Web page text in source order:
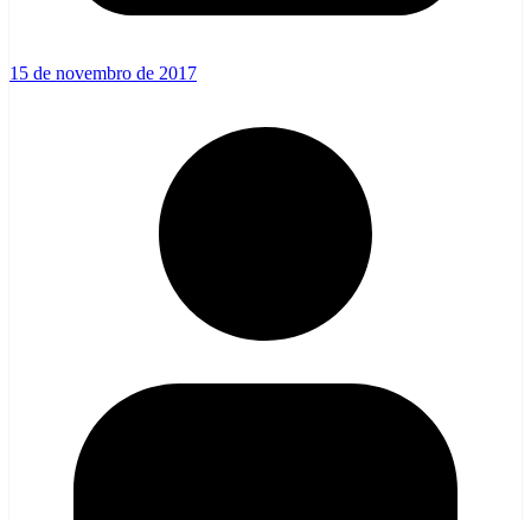
15 de novembro de 2017